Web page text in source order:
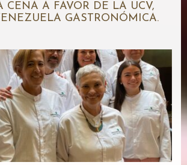
CENA A FAVOR DE LA UCV,
GASTRONÓMICA.